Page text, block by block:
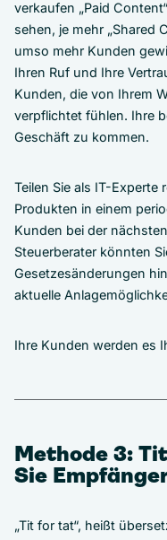
verkaufen „Paid
sehen, je mehr „Shared
umso mehr Kunden
Ihren Ruf und Ihre
Kunden, die von Ihrem
verpflichtet fühlen. Ihre
Geschäft zu kommen.
Teilen Sie als IT-Experte
Produkten in einem
Kunden bei der
Steuerberater könnten
Gesetzesänderungen
aktuelle
Ihre Kunden werden es
Methode 3:
Sie
„Tit for tat“, heißt